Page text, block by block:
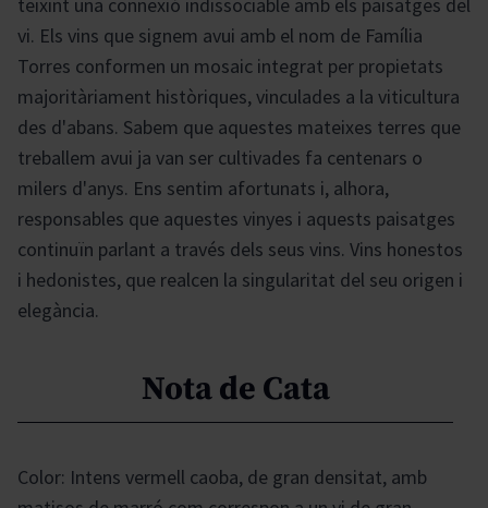
vi. Els vins que signem avui amb el nom de Família
Torres conformen un mosaic integrat per propietats
majoritàriament històriques, vinculades a la viticultura
des d'abans. Sabem que aquestes mateixes terres que
treballem avui ja van ser cultivades fa centenars o
milers d'anys. Ens sentim afortunats i, alhora,
responsables que aquestes vinyes i aquests paisatges
continuïn parlant a través dels seus vins. Vins honestos
i hedonistes, que realcen la singularitat del seu origen i
elegància.
Nota de Cata
Color: Intens vermell caoba, de gran densitat, amb